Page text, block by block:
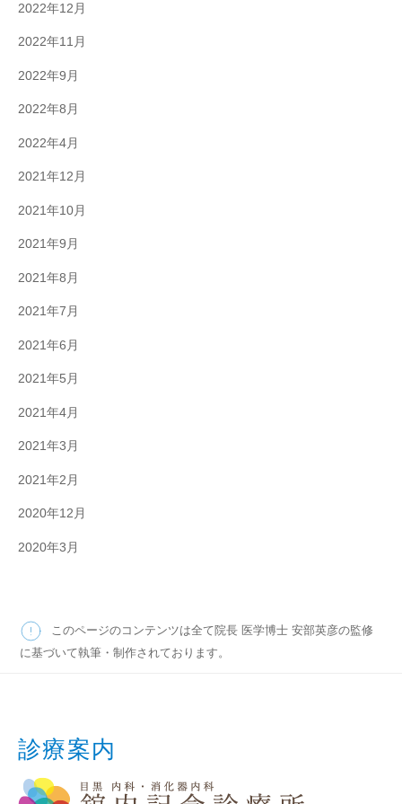
2022年12月
2022年11月
2022年9月
2022年8月
2022年4月
2021年12月
2021年10月
2021年9月
2021年8月
2021年7月
2021年6月
2021年5月
2021年4月
2021年3月
2021年2月
2020年12月
2020年3月
このページのコンテンツは全て院長 医学博士 安部英彦の監修
に基づいて執筆・制作されております。
診療案内